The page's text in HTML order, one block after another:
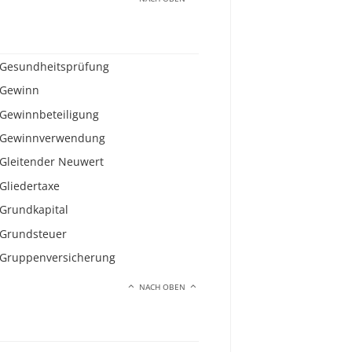
Gesundheitsprüfung
Gewinn
Gewinnbeteiligung
Gewinnverwendung
Gleitender Neuwert
Gliedertaxe
Grundkapital
Grundsteuer
Gruppenversicherung
NACH OBEN